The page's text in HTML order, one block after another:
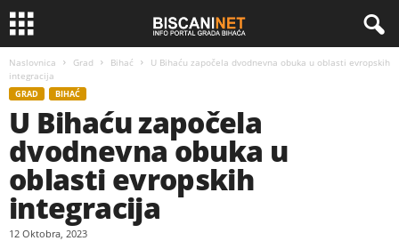
Naslovnica Grad Bihać
U Bihaću započela dvodnevna obuka u oblasti evropskih
integracija
GRAD BIHAĆ
U Bihaću započela
dvodnevna obuka u
oblasti evropskih
integracija
12 Oktobra, 2023